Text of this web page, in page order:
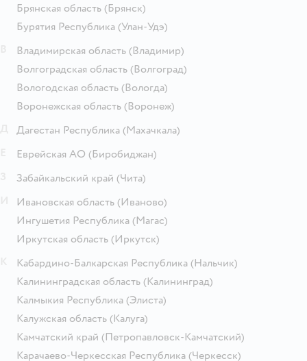
Брянская область (Брянск)
Бурятия Республика (Улан-Удэ)
Владимирская область (Владимир)
Волгоградская область (Волгоград)
Вологодская область (Вологда)
Воронежская область (Воронеж)
Дагестан Республика (Махачкала)
Еврейская АО (Биробиджан)
Забайкальский край (Чита)
Ивановская область (Иваново)
Ингушетия Республика (Магас)
Иркутская область (Иркутск)
Кабардино-Балкарская Республика (Нальчик)
Калининградская область (Калининград)
Калмыкия Республика (Элиста)
Калужская область (Калуга)
Камчатский край (Петропавловск-Камчатский)
Карачаево-Черкесская Республика (Черкесск)